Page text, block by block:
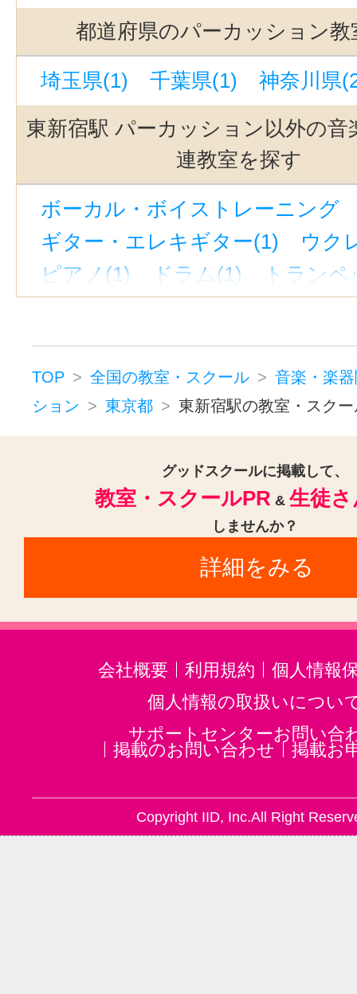
東高円寺駅(1)
上野御徒町駅(1)
恵比寿駅(東京)(1)
渋谷駅(1)
銀座駅(1)
東北沢駅(1)
町田駅
中目黒駅(1)
神泉駅(1)
三軒茶
銀座一丁目駅(1)
世田谷代田駅
立川駅(1)
代官山駅(1)
吉祥寺
駒沢大学駅(1)
池袋駅(1)
自由が丘駅(東京)(1)
南阿佐ケ
立川南駅(1)
新宿三丁目駅(1)
下北沢駅(1)
新大久保駅(1)
都道府県のパーカッション教
埼玉県(1) 千葉県(1)
神奈川県
東新宿駅 パーカッション以外の音
連教室を探す
ボーカル・ボイストレーニング
ギター・エレキギター(1)
ウク
ピアノ(1)
ドラム(1)
トラン
TOP 全国の教室・スクール
音楽・楽
ション
東京都 東新宿駅の教室・スクー
グッドスクールに掲載して、
教室・スクールPR & 生徒
しませんか？
詳細をみる
会社概要 利用規約
個人情報
個人情報の取扱いについ
サポートセンターお問い合
掲載のお問い合わせ
掲載お
Copyright IID, Inc.All Right